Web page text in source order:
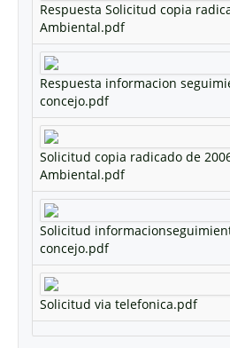
Respuesta Solicitud copia
Ambiental.pdf
Respuesta informacion
concejo.pdf
Solicitud copia radicado de
Ambiental.pdf
Solicitud
concejo.pdf
Solicitud via telefonica.pdf